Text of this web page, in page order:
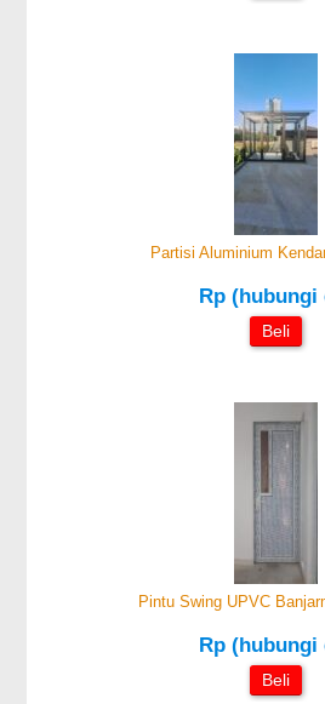
Partisi Aluminium
Rp (hubungi
Beli
Pintu Swing UPVC
Rp (hubungi
Beli